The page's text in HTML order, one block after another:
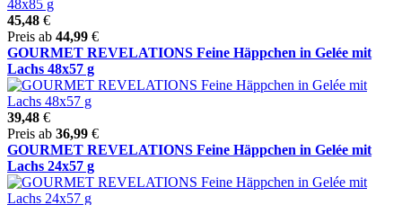
45,48 €
Preis ab 44,99 €
GOURMET REVELATIONS Feine Häppchen in Gelée mit
Lachs 48x57 g
39,48 €
Preis ab 36,99 €
GOURMET REVELATIONS Feine Häppchen in Gelée mit
Lachs 24x57 g